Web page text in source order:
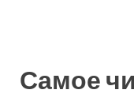
Самое